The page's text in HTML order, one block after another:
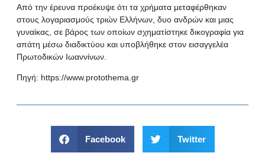
Από την έρευνα προέκυψε ότι τα χρήματα μεταφέρθηκαν
στους λογαριασμούς τριών Ελλήνων, δυο ανδρών και μιας
γυναίκας, σε βάρος των οποίων σχηματίστηκε δικογραφία για
απάτη μέσω διαδικτύου και υποβλήθηκε στον εισαγγελέα
Πρωτοδικών Ιωαννίνων.
Πηγή: https://www.protothema.gr
Facebook Twitter